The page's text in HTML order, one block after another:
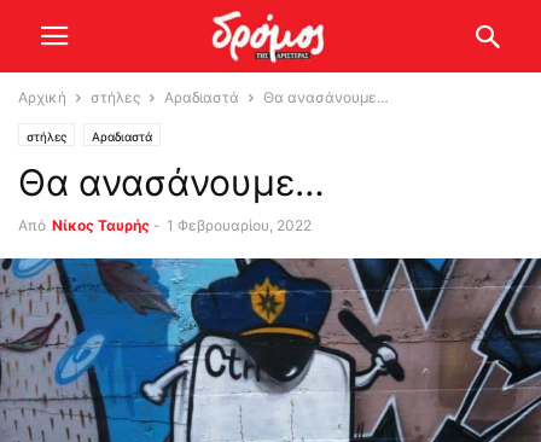
Αρχική στήλες Αραδιαστά Θα ανασάνουμε…
στήλες Αραδιαστά
Θα ανασάνουμε…
Από Νίκος Ταυρής - 1 Φεβρουαρίου, 2022